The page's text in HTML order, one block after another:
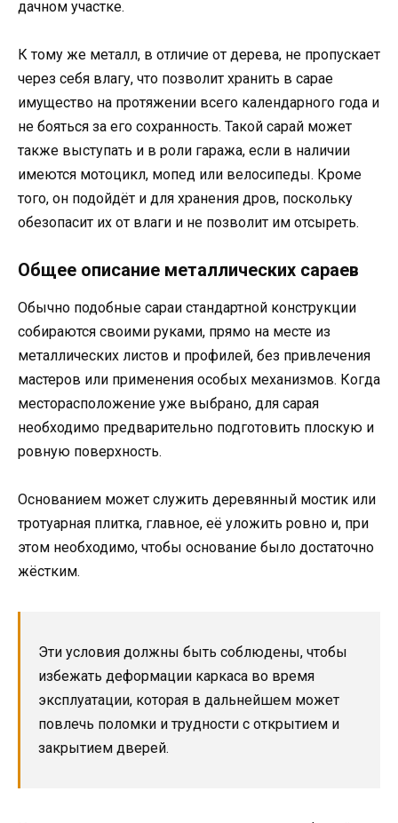
дачном участке.
К тому же металл, в отличие от дерева, не пропускает
через себя влагу, что позволит хранить в сарае
имущество на протяжении всего календарного года и
не бояться за его сохранность. Такой сарай может
также выступать и в роли гаража, если в наличии
имеются мотоцикл, мопед или велосипеды. Кроме
того, он подойдёт и для хранения дров, поскольку
обезопасит их от влаги и не позволит им отсыреть.
Общее описание металлических сараев
Обычно подобные сараи стандартной конструкции
собираются своими руками, прямо на месте из
металлических листов и профилей, без привлечения
мастеров или применения особых механизмов. Когда
месторасположение уже выбрано, для сарая
необходимо предварительно подготовить плоскую и
ровную поверхность.
Основанием может служить деревянный мостик или
тротуарная плитка, главное, её уложить ровно и, при
этом необходимо, чтобы основание было достаточно
жёстким.
Эти условия должны быть соблюдены, чтобы
избежать деформации каркаса во время
эксплуатации, которая в дальнейшем может
повлечь поломки и трудности с открытием и
закрытием дверей.